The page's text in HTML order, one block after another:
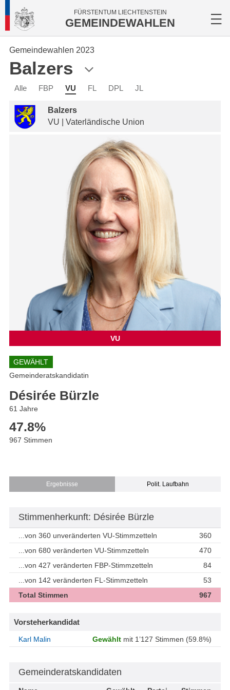
FÜRSTENTUM LIECHTENSTEIN
GEMEINDEWAHLEN
Gemeindewahlen 2023
Balzers
Alle FBP VU FL DPL JL
Balzers
VU | Vaterländische Union
VU
GEWÄHLT
Gemeinderatskandidatin
Désirée Bürzle
61 Jahre
47.8%
967 Stimmen
Ergebnisse Polit. Laufbahn
Stimmenherkunft: Désirée Bürzle
...von 360 unveränderten VU-Stimmzetteln
360
...von 680 veränderten VU-Stimmzetteln
470
...von 427 veränderten FBP-Stimmzetteln
84
...von 142 veränderten FL-Stimmzetteln
53
Total Stimmen
967
Vorsteherkandidat
Karl Malin Gewählt mit 1’127 Stimmen (59.8%)
Gemeinderatskandidaten